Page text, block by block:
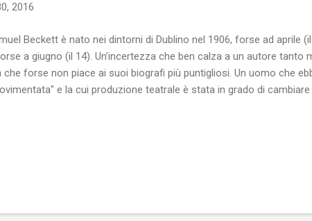
2016
Beckett è nato nei dintorni di Dublino nel 1906, forse ad aprile
a giugno (il 14). Un’incertezza che ben calza a un autore tanto
che forse non piace ai suoi biografi più puntigliosi. Un uomo che
e la cui produzione teatrale è stata in grado di